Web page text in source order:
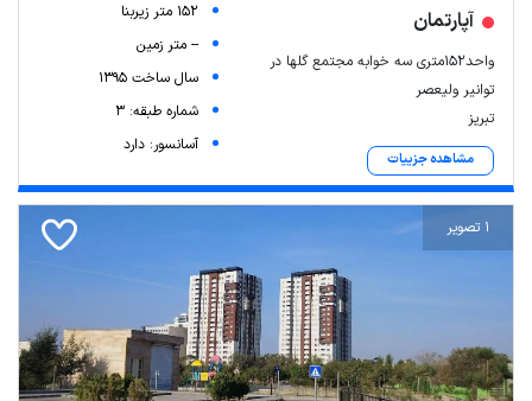
Leaflet| Map data ©ariamarz.com
آپارتمان
واحد۱۵۲متری سه خوابه مجتمع گلها در
توانیر ولیعصر
تبریز
مشاهده جزییات
152 متر زیربنا
-- متر زمین
سال ساخت 1395
شماره طبقه: 3
آسانسور: دارد
1 تصویر